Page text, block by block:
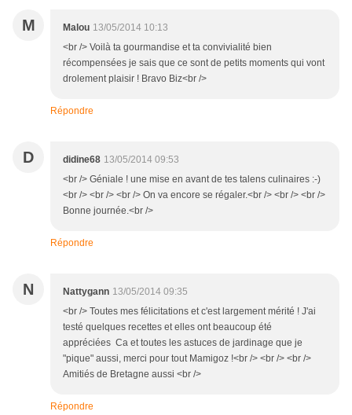
M Malou 13/05/2014 10:13
<br /> Voilà ta gourmandise et ta convivialité bien
récompensées je sais que ce sont de petits moments qui vont
drolement plaisir ! Bravo Biz<br />
Répondre
D didine68 13/05/2014 09:53
<br /> Géniale ! une mise en avant de tes talens culinaires :-)
<br /> <br /> <br /> On va encore se régaler.<br /> <br /> <br />
Bonne journée.<br />
Répondre
N Nattygann 13/05/2014 09:35
<br /> Toutes mes félicitations et c'est largement mérité ! J'ai
testé quelques recettes et elles ont beaucoup été
appréciées Ca et toutes les astuces de jardinage que je
"pique" aussi, merci pour tout Mamigoz !<br /> <br /> <br />
Amitiés de Bretagne aussi <br />
Répondre